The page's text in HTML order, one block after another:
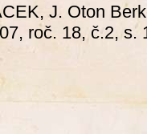
J. Oton
roč. 18, č.2, s.